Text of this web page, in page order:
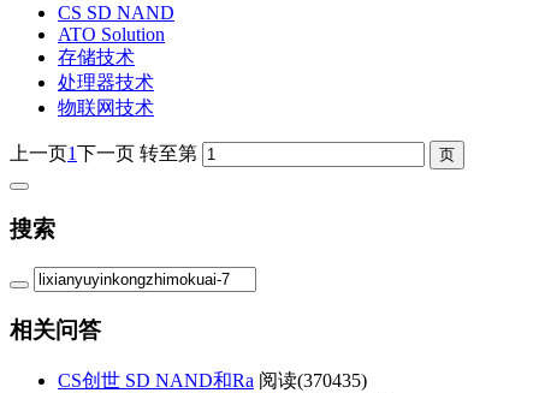
CS SD NAND
ATO Solution
存储技术
处理器技术
物联网技术
上一页1下一页 转至第
搜索
相关问答
CS创世 SD NAND和Ra 阅读(370435)